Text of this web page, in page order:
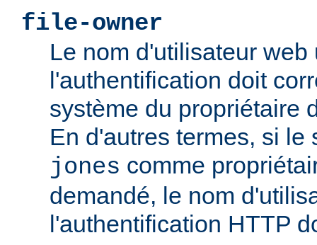
file-owner
Le nom d'utilisateur web
l'authentification doit
système du propriétaire
En d'autres termes, si le
jones comme
demandé, le nom
l'authentification HTTP